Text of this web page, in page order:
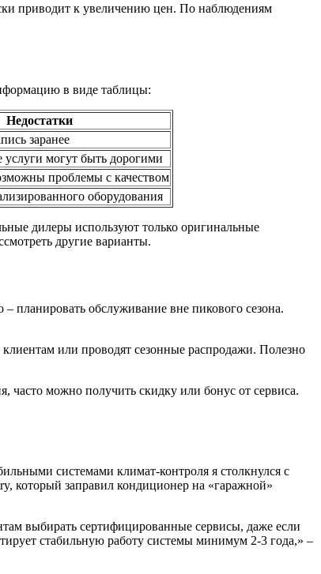
приводит к увеличению цен. По наблюдениям
в виде таблицы:
Недостатки
заранее
могут быть дорогими
проблемы с качеством
оборудования
дилеры используют только оригинальные
другие варианты.
планировать обслуживание вне пикового сезона.
или проводят сезонные распродажи. Полезно
часто можно получить скидку или бонус от сервиса.
системами климат-контроля я столкнулся с
который заправил кондиционер на «гаражной»
выбирать сертифицированные сервисы, даже если
стабильную работу системы минимум 2-3 года,» –